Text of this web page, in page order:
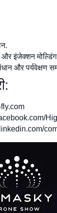
और इंजेक्शन
और पर्यवेक्षण